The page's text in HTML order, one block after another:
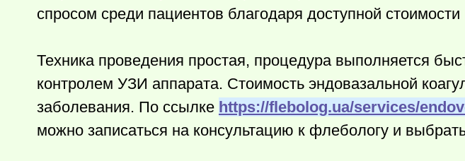
спросом среди пациентов благодаря доступной
Техника проведения простая, процедура выполняется
контролем УЗИ аппарата. Стоимость эндовазальной
заболевания. По ссылке https://flebolog.ua/services/
можно записаться на консультацию к флебологу и